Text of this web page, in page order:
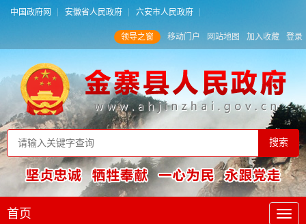
中国政府网 安徽省人民政府 六安市人民政府
领导之窗 移动门户 网站地图 加入收藏 登录
首页